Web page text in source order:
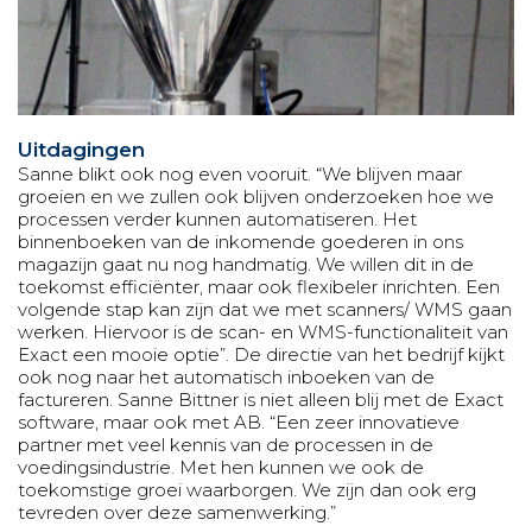
Uitdagingen
Sanne blikt ook nog even vooruit. “We blijven maar
groeien en we zullen ook blijven onderzoeken hoe we
processen verder kunnen automatiseren. Het
binnenboeken van de inkomende goederen in ons
magazijn gaat nu nog handmatig. We willen dit in de
toekomst efficiënter, maar ook flexibeler inrichten. Een
volgende stap kan zijn dat we met scanners/ WMS gaan
werken. Hiervoor is de scan- en WMS-functionaliteit van
Exact een mooie optie”. De directie van het bedrijf kijkt
ook nog naar het automatisch inboeken van de
factureren. Sanne Bittner is niet alleen blij met de Exact
software, maar ook met AB. “Een zeer innovatieve
partner met veel kennis van de processen in de
voedingsindustrie. Met hen kunnen we ook de
toekomstige groei waarborgen. We zijn dan ook erg
tevreden over deze samenwerking.”